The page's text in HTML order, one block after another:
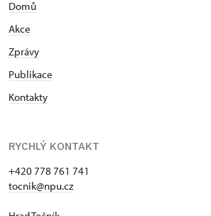
Domů
Akce
Zprávy
Publikace
Kontakty
RYCHLÝ KONTAKT
+420 778 761 741
tocnik@npu.cz